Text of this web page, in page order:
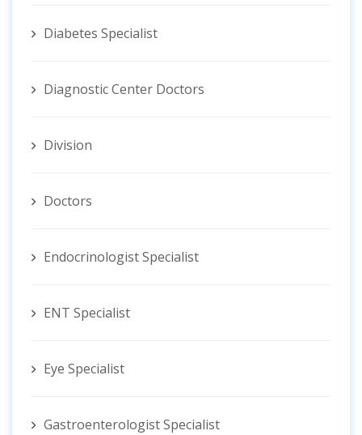
Diabetes Specialist
Diagnostic Center Doctors
Division
Doctors
Endocrinologist Specialist
ENT Specialist
Eye Specialist
Gastroenterologist Specialist